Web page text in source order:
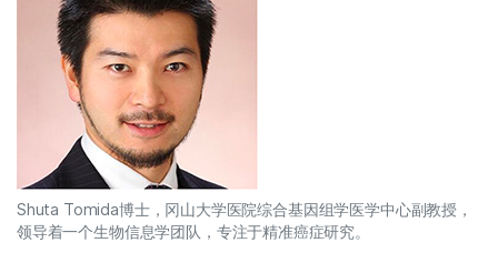
Shuta Tomida博士，冈山大学医院综合基因组学医学中心副教授，
领导着一个生物信息学团队，专注于精准癌症研究。